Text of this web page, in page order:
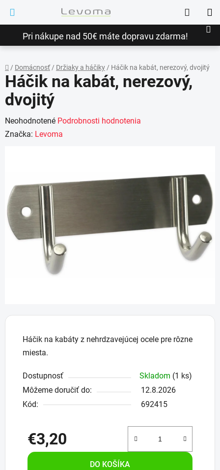
obsah
Pri nákupe nad 50€ máte dopravu zdarma!
Hľadať
Domov
/ Domácnosť/ Držiaky a háčiky/ Háčik na kabát, nerezový, dvojitý
Háčik na kabáty z nehrdzavejúcej ocele pre rôzne
miesta.
Dostupnosť Skladom (1 ks)
Môžeme doručiť do:
12.8.2026
Kód:
692415
€3,20
Jednotková cena:
DO KOŠÍKA
Háčik na kabát, nerezový,
dvojitý
Priemerné
hodnotenie
5
hviezdičiek.
Neohodnotené Podrobnosti hodnotenia
Značka: Levoma